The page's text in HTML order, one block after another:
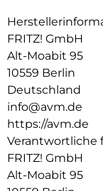
Telefonanlage mit
Innovatives Wi-Fi
vielen WLAN-
Der neue
wachsenden Zahl
Verringerung der
(WLAN AX) für
Insgesamt steht
GHzBand und 600
FRITZ! GmbH
Alt-Moabit 95
10559 Berlin
Deutschland
info@avm.de
https://avm.de
Verantwortliche
FRITZ! GmbH
Alt-Moabit 95